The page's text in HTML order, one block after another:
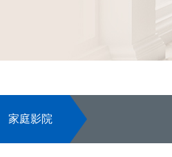
家庭影院